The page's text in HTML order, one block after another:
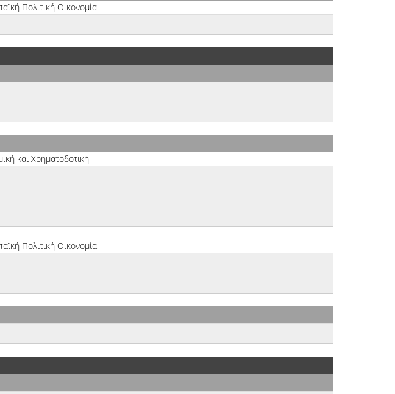
Πολιτική Οικονομία
και Χρηματοδοτική
Πολιτική Οικονομία